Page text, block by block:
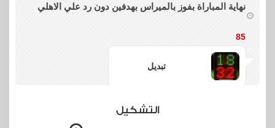
نهاية المباراة بفوز بالميراس بهدفين دون رد علي الاهلي
85
تبديل
التشكيل